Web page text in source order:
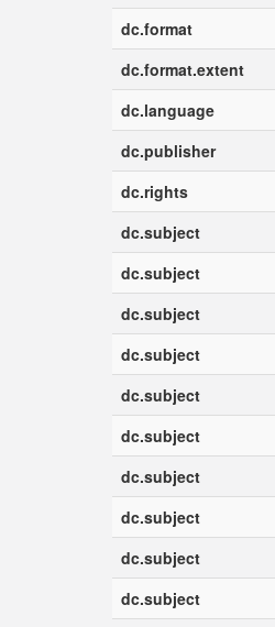
dc.format
dc.format.extent
dc.language
dc.publisher
dc.rights
dc.subject
dc.subject
dc.subject
dc.subject
dc.subject
dc.subject
dc.subject
dc.subject
dc.subject
dc.subject